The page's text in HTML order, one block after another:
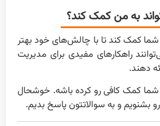
شما کمک کند تا با چالش‌های خود بهتر
راهکارهای مفیدی برای مدیریت
دهند.
شما کمک کافی رو کرده باشه. خوشحال
و به سوالاتتون پاسخ بدیم.